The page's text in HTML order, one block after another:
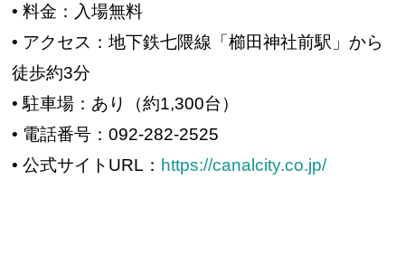
• 料金：入場無料
• アクセス：地下鉄七隈線「櫛田神社前駅」から
徒歩約3分
• 駐車場：あり（約1,300台）
• 電話番号：092-282-2525
• 公式サイトURL： https://canalcity.co.jp/